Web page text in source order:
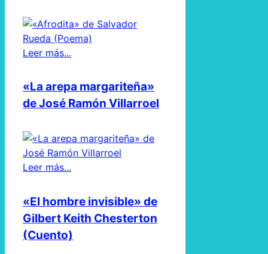
Leer más...
«La arepa margariteña»
de José Ramón Villarroel
Leer más...
«El hombre invisible» de
Gilbert Keith Chesterton
(Cuento)